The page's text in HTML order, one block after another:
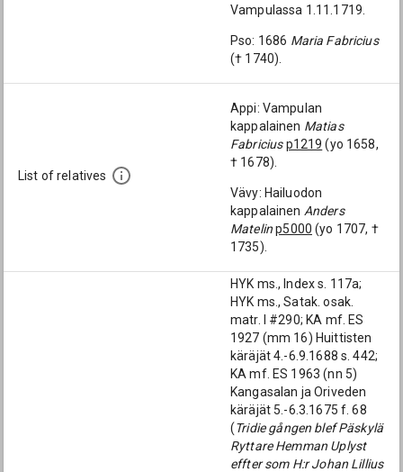
Vampulassa 1.11.1719.
Pso: 1686 Maria Fabricius
(† 1740).
List of relatives
Appi: Vampulan
kappalainen Matias
Fabricius p1219 (yo 1658,
† 1678).
Vävy: Hailuodon
kappalainen Anders
Matelin p5000 (yo 1707, †
1735).
HYK ms., Index s. 117a;
HYK ms., Satak. osak.
matr. I #290; KA mf. ES
1927 (mm 16) Huittisten
käräjät 4.-6.9.1688 s. 442;
KA mf. ES 1963 (nn 5)
Kangasalan ja Oriveden
käräjät 5.-6.3.1675 f. 68
(Tridie gången blef Päskylä
Ryttare Hemman Uplyst
effter som H:r Johan Lillius